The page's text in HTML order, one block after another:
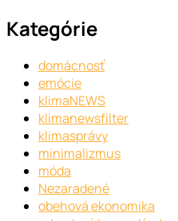
Kategórie
domácnosť
emócie
klimaNEWS
klimanewsfilter
klimasprávy
minimalizmus
móda
Nezaradené
obehová ekonomika